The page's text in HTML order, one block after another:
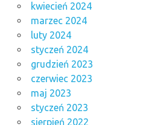
kwiecień 2024
marzec 2024
luty 2024
styczeń 2024
grudzień 2023
czerwiec 2023
maj 2023
styczeń 2023
sierpień 2022